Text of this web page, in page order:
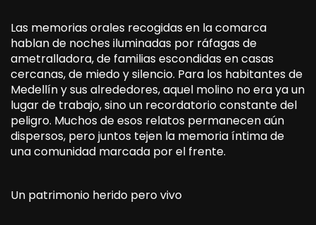
Las memorias orales recogidas en la comarca
hablan de noches iluminadas por ráfagas de
ametralladora, de familias escondidas en casas
cercanas, de miedo y silencio. Para los habitantes de
Medellín y sus alrededores, aquel molino no era ya un
lugar de trabajo, sino un recordatorio constante del
peligro. Muchos de esos relatos permanecen aún
dispersos, pero juntos tejen la memoria íntima de
una comunidad marcada por el frente.
Un patrimonio herido pero vivo